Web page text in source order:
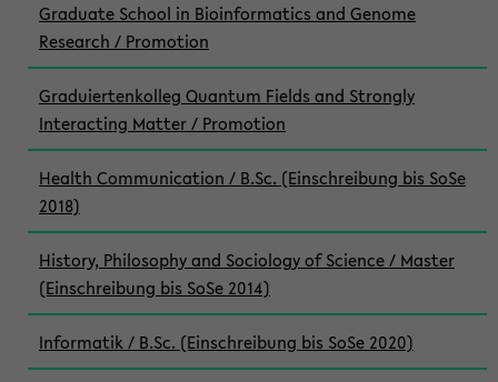
Graduate School in Bioinformatics and Genome
Research / Promotion
Graduiertenkolleg Quantum Fields and Strongly
Interacting Matter / Promotion
Health Communication / B.Sc. (Einschreibung bis SoSe
2018)
History, Philosophy and Sociology of Science / Master
(Einschreibung bis SoSe 2014)
Informatik / B.Sc. (Einschreibung bis SoSe 2020)